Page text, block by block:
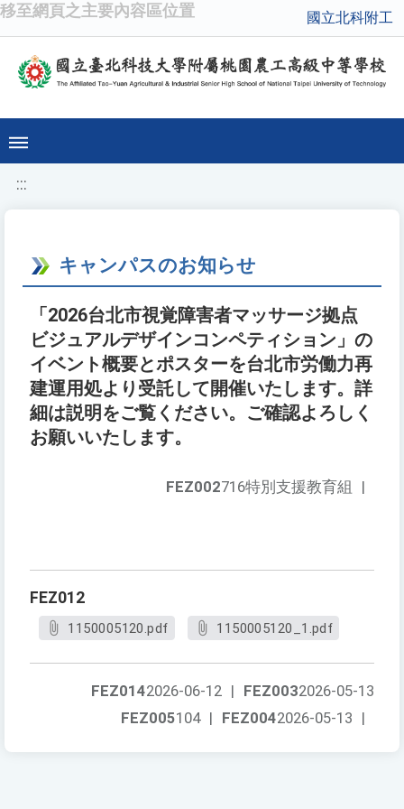
移至網頁之主要內容區位置 國立北科附工
:::
キャンパスのお知らせ
「2026台北市視覚障害者マッサージ拠点
ビジュアルデザインコンペティション」の
イベント概要とポスターを台北市労働力再
建運用処より受託して開催いたします。詳
細は説明をご覧ください。ご確認よろしく
お願いいたします。
FEZ002716特別支援教育組 |
FEZ012
1150005120.pdf 1150005120_1.pdf
FEZ0032026-05-13
FEZ0142026-06-12 |
FEZ0042026-05-13 |
FEZ005104 |